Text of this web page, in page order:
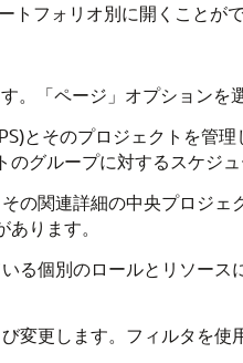
トフォリオ別に開くことがで
。「ページ」オプションを
とそのプロジェクトを管
グループに対するスケジュ
の関連詳細の中央プロジ
ります。
る個別のロールとリソー
変更します。フィルタを